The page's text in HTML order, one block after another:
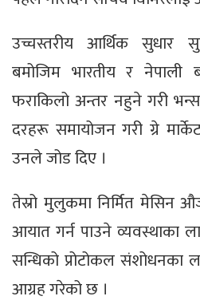
उच्चस्तरीय आर्थिक सुधार
बमोजिम भारतीय र नेपाली
फराकिलो अन्तर नहुने गरी
दरहरू समायोजन गरी ग्रे
उनले जोड दिए ।
तेस्रो मुलुकमा निर्मित मेसिन
आयात गर्न पाउने व्यवस्थाका
सन्धिको प्रोटोकल संशोधनका
आग्रह गरेको छ ।